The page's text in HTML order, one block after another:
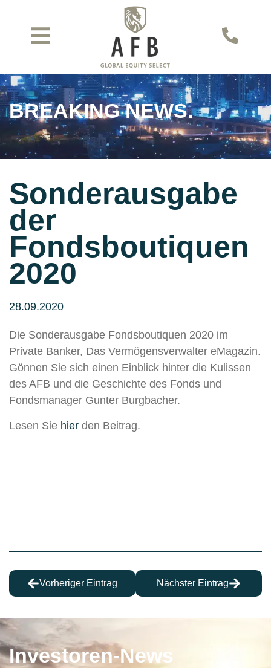
BREAKING NEWS.
Sonderausgabe
der
Fondsboutiquen
2020
28.09.2020
Die Sonderausgabe Fondsboutiquen 2020 im
Private Banker, Das Vermögensverwalter eMagazin.
Gönnen Sie sich einen Einblick hinter die Kulissen
des AFB und die Geschichte des Fonds und
Fondsmanager Gunter Burgbacher.
Lesen Sie hier den Beitrag.
Vorheriger Eintrag Nächster Eintrag
Investoren-News